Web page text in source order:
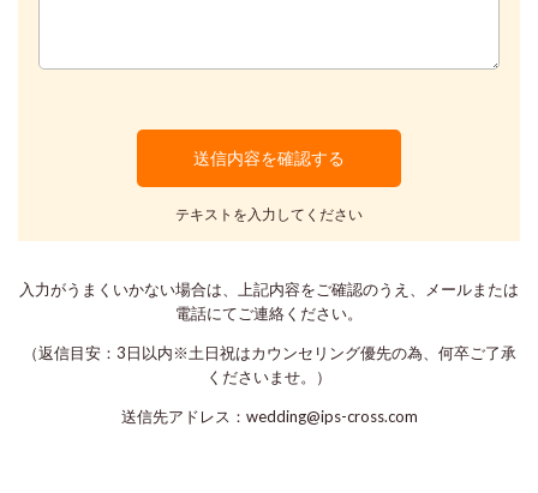
テキストを入力してください
入力がうまくいかない場合は、上記内容をご確認のうえ、メールまたは
電話にてご連絡ください。
（返信目安：3日以内※土日祝はカウンセリング優先の為、何卒ご了承
くださいませ。）
送信先アドレス：wedding@ips-cross.com